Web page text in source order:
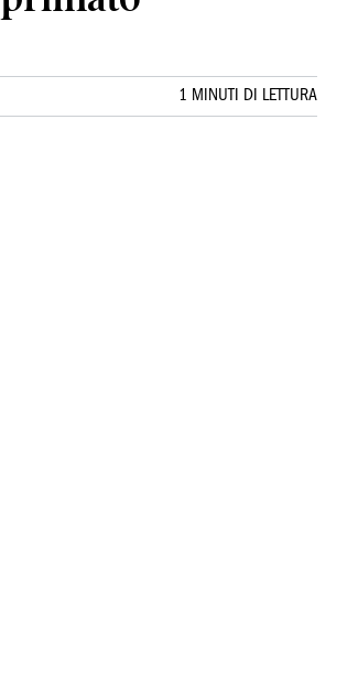
1 MINUTI DI LETTURA